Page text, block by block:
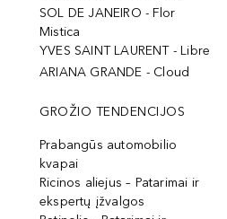
SOL DE JANEIRO - Flor
Mistica
YVES SAINT LAURENT - Libre
ARIANA GRANDE - Cloud
GROŽIO TENDENCIJOS
Prabangūs automobilio
kvapai
Ricinos aliejus – Patarimai ir
ekspertų įžvalgos